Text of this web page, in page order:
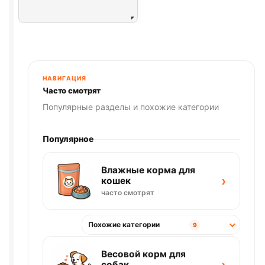
НАВИГАЦИЯ
Часто смотрят
Популярные разделы и похожие категории
Популярное
Влажные корма для
кошек
часто смотрят
›
Похожие категории 9
Весовой корм для